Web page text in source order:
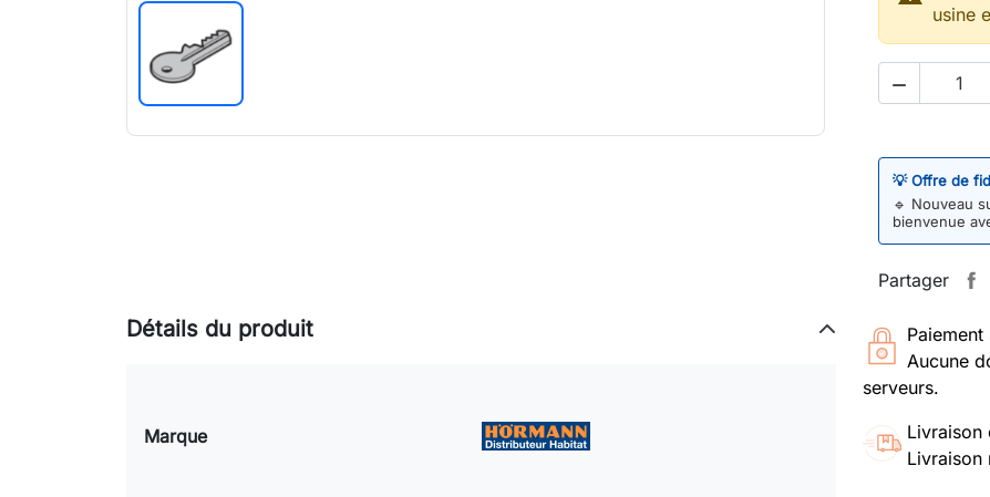
usine

💡 Offre de
🔹 Nouveau
bienvenue
Partager
Paiement
Aucune
serveurs.
Livraison
Livraison
Détails du produit
Marque